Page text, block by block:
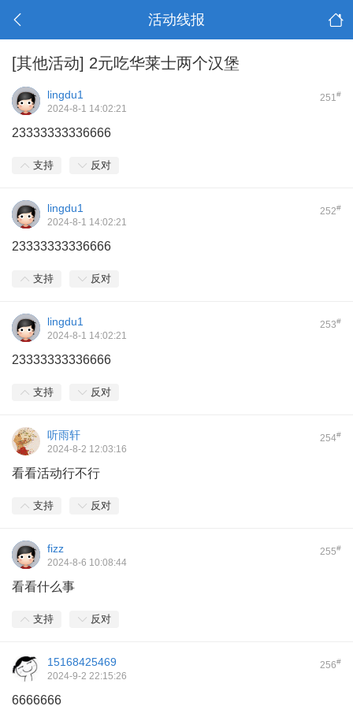
活动线报
[其他活动] 2元吃华莱士两个汉堡
251#
lingdu1
2024-8-1 14:02:21
23333333336666
支持 反对
252#
lingdu1
2024-8-1 14:02:21
23333333336666
支持 反对
253#
lingdu1
2024-8-1 14:02:21
23333333336666
支持 反对
254#
听雨轩
2024-8-2 12:03:16
看看活动行不行
支持 反对
255#
fizz
2024-8-6 10:08:44
看看什么事
支持 反对
256#
15168425469
2024-9-2 22:15:26
6666666